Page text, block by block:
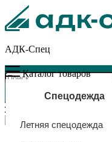
АДК-Спец
Каталог товаров
Спецодежда
Летняя спецодежда